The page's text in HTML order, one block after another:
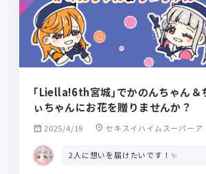
｢Liella!6th宮城｣でかのんちゃん＆
ぃちゃんにお花を贈りませんか？
calendar_month 2025/4/19 location_on セキスイハイムスーパーア
2人に想いを届けたいです！✨